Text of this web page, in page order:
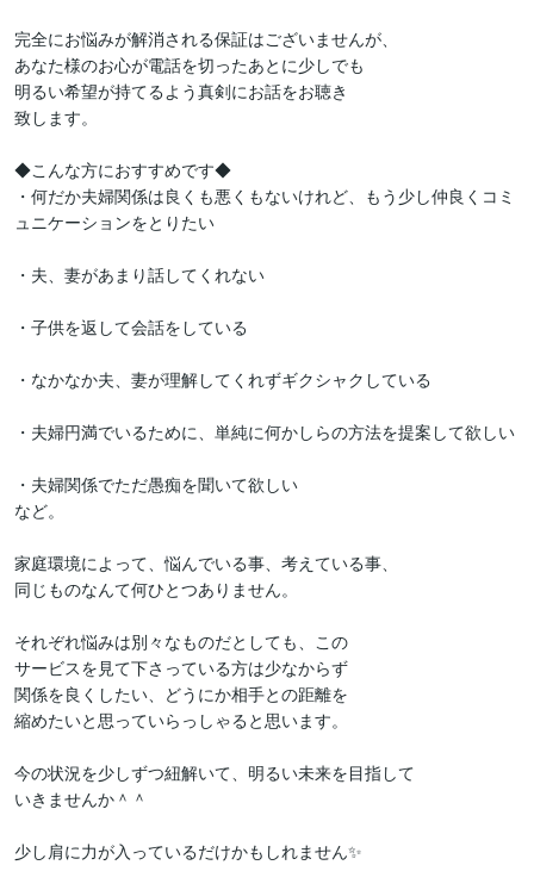
完全にお悩みが解消される保証はございませんが、
あなた様のお心が電話を切ったあとに少しでも
明るい希望が持てるよう真剣にお話をお聴き
致します。
◆こんな方におすすめです◆
・何だか夫婦関係は良くも悪くもないけれど、もう少し仲良くコミ
ュニケーションをとりたい
・夫、妻があまり話してくれない
・子供を返して会話をしている
・なかなか夫、妻が理解してくれずギクシャクしている
・夫婦円満でいるために、単純に何かしらの方法を提案して欲しい
・夫婦関係でただ愚痴を聞いて欲しい
など。
家庭環境によって、悩んでいる事、考えている事、
同じものなんて何ひとつありません。
それぞれ悩みは別々なものだとしても、この
サービスを見て下さっている方は少なからず
関係を良くしたい、どうにか相手との距離を
縮めたいと思っていらっしゃると思います。
今の状況を少しずつ紐解いて、明るい未来を目指して
いきませんか＾＾
少し肩に力が入っているだけかもしれません✨